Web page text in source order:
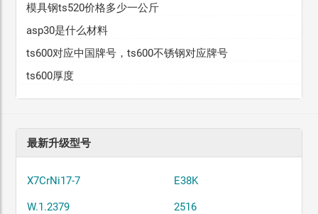
模具钢ts520价格多少一公斤
asp30是什么材料
ts600对应中国牌号，ts600不锈钢对应牌号
ts600厚度
最新升级型号
X7CrNi17-7 E38K
W.1.2379 2516